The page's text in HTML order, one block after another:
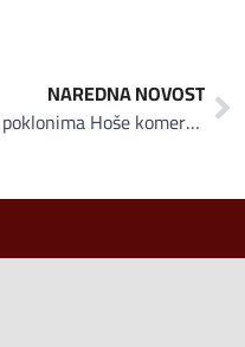
NAREDNA NOVOST
Žene zaslužuju pažnju svaki dan: Slatkim poklonima Hoše komerc čestitao ženama 8. mart